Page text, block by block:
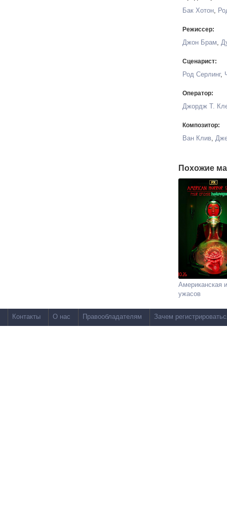
Бак Хотон,
Режиссер:
Джон Брам,
Сценарист:
Род Серлинг,
Оператор:
Джордж Т.
Композитор:
Ван Клив,
Похожие
Американская
ужасов
Контакты О нас Правообладателям Зачем